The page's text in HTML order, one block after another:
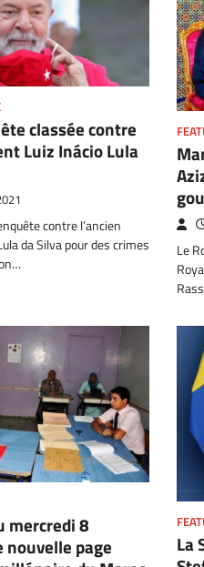
classée contre
Luiz Inácio Lula
contre l’ancien
da Silva pour des crimes
Le
mercredi 8
page
La